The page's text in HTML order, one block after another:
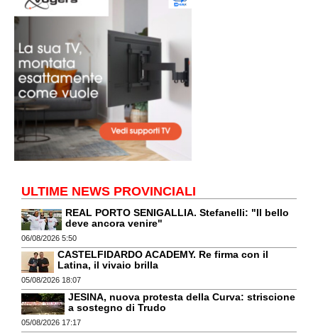
ULTIME NEWS PROVINCIALI
REAL PORTO SENIGALLIA. Stefanelli: "Il bello
deve ancora venire"
06/08/2026 5:50
CASTELFIDARDO ACADEMY. Re firma con il
Latina, il vivaio brilla
05/08/2026 18:07
JESINA, nuova protesta della Curva: striscione
a sostegno di Trudo
05/08/2026 17:17